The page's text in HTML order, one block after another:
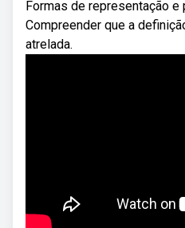
Formas de representação e
Compreender que a
atrelada.